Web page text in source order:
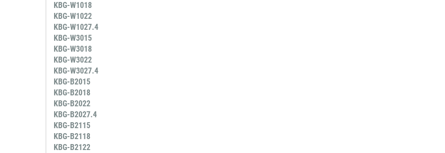
KBG-W1018
KBG-W1022
KBG-W1027.4
KBG-W3015
KBG-W3018
KBG-W3022
KBG-W3027.4
KBG-B2015
KBG-B2018
KBG-B2022
KBG-B2027.4
KBG-B2115
KBG-B2118
KBG-B2122